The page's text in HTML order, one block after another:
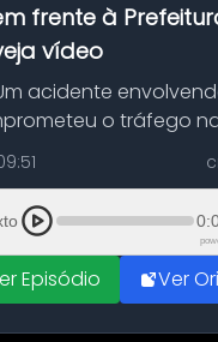
frente à
vídeo
acidente
o tráfego
a manhã desta
ao complexo da
Zona Oeste. A batida
Episódio Ver